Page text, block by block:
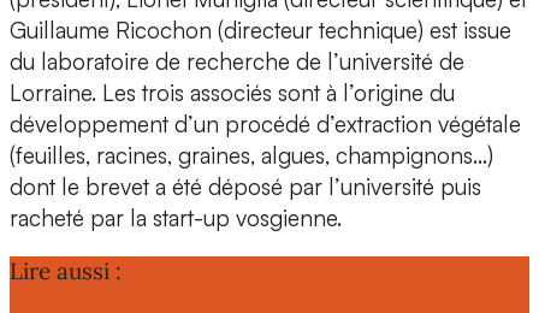
Guillaume Ricochon (directeur technique) est issue
du laboratoire de recherche de l’université de
Lorraine. Les trois associés sont à l’origine du
développement d’un procédé d’extraction végétale
(feuilles, racines, graines, algues, champignons…)
dont le brevet a été déposé par l’université puis
racheté par la start-up vosgienne.
Lire aussi :